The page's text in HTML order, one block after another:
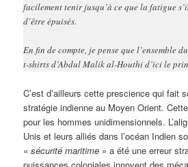
facilement tenir jusqu’à ce que la fatigue
d’être épuisés.
En fin de compte, je pense que l’ensemble
t-shirts d’Abdul Malik al-Houthi d’ici le
C’est d’ailleurs cette prescience qui fait
stratégie indienne au Moyen Orient.
pour les hommes unidimensionnels.
Unis et leurs alliés dans l’océan Indien
«sécurité maritime » a été une erreur